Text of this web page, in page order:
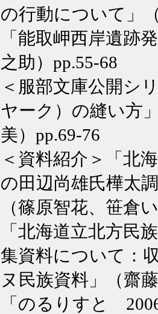
の行動について」
「能取岬西岸遺跡
之助）pp.55-68
＜服部文庫公開シ
ヤーク）の縫い方
美）pp.69-76
＜資料紹介＞「北
の田辺尚雄氏樺太
（篠原智花、笹倉
「北海道立北方民
集資料について：
ヌ民族資料」（齋
「のるりすと